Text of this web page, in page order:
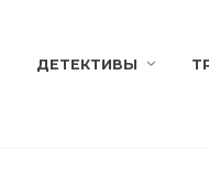
ДЕТЕКТИВЫ